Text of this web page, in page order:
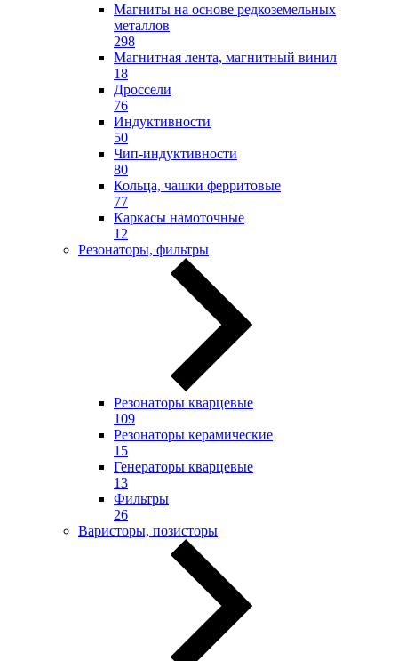
Магниты на основе редкоземельных
металлов
298
Магнитная лента, магнитный винил
18
Дроссели
76
Индуктивности
50
Чип-индуктивности
80
Кольца, чашки ферритовые
77
Каркасы намоточные
12
Резонаторы, фильтры
Резонаторы кварцевые
109
Резонаторы керамические
15
Генераторы кварцевые
13
Фильтры
26
Варисторы, позисторы